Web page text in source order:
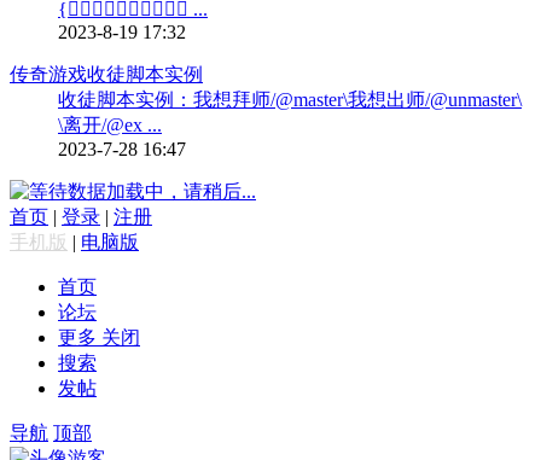
{ ...
2023-8-19 17:32
传奇游戏收徒脚本实例
收徒脚本实例：我想拜师/@master\我想出师/@unmaster\
\离开/@ex ...
2023-7-28 16:47
数据加载中，请稍后...
首页 | 登录 | 注册
手机版 | 电脑版
首页
论坛
更多 关闭
搜索
发帖
导航 顶部